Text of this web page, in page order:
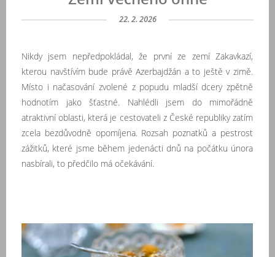
22. 2. 2026
Nikdy jsem nepředpokládal, že první ze zemí Zakavkazí,
kterou navštívím bude právě Azerbajdžán a to ještě v zimě.
Místo i načasování zvolené z popudu mladší dcery zpětně
hodnotím jako šťastné. Nahlédli jsem do mimořádně
atraktivní oblasti, která je cestovateli z České republiky zatím
zcela bezdůvodně opomíjena. Rozsah poznatků a pestrost
zážitků, které jsme během jedenácti dnů na počátku února
nasbírali, to předčilo má očekávání.